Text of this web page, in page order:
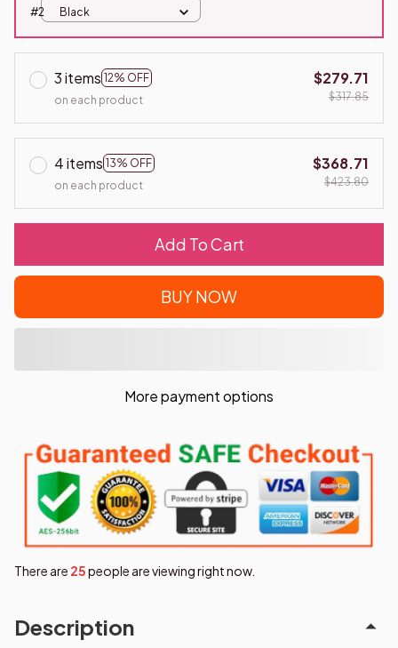
#2 Black
3 items 12% OFF
on each product
$279.71
$317.85
4 items 13% OFF
on each product
$368.71
$423.80
Add To Cart
BUY NOW
More payment options
There are 25people are viewing right now.
Description